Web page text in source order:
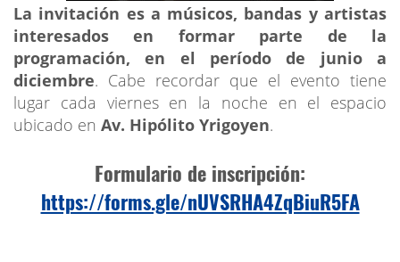
La invitación es a músicos, bandas y artistas
interesados en formar parte de la
programación, en el período de junio a
diciembre. Cabe recordar que el evento tiene
lugar cada viernes en la noche en el espacio
ubicado en Av. Hipólito Yrigoyen.
Formulario de inscripción:
https://forms.gle/nUVSRHA4ZqBiuR5FA